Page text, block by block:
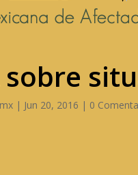
| Jun 20, 2016 | 0